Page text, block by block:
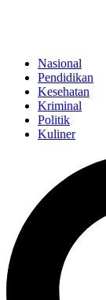
Nasional
Pendidikan
Kesehatan
Kriminal
Politik
Kuliner